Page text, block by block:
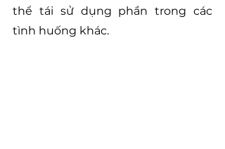
thể tái sử dụng phần trong các
tình huống khác.